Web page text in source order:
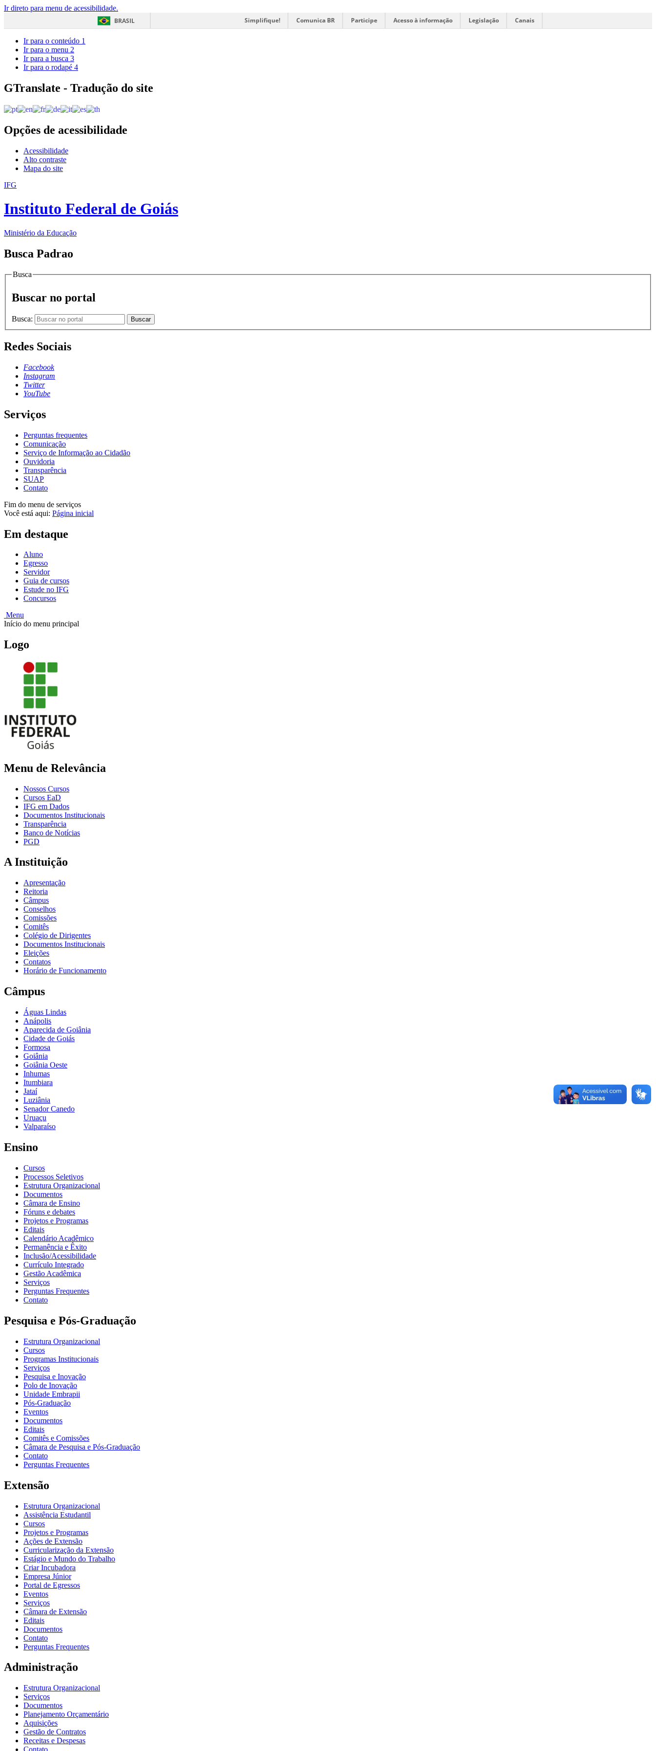
Ir direto para menu de acessibilidade.
BRASIL
Simplifique! Comunica BR Participe Acesso à informação Legislação Canais
Ir para o conteúdo 1
Ir para o menu 2
Ir para a busca 3
Ir para o rodapé 4
GTranslate - Tradução do site
Opções de acessibilidade
Acessibilidade
Alto contraste
Mapa do site
IFG
Instituto Federal de Goiás
Ministério da Educação
Busca Padrao
Busca
Buscar no portal
Busca: Buscar
Redes Sociais
Facebook
Instagram
Twitter
YouTube
Serviços
Perguntas frequentes
Comunicação
Serviço de Informação ao Cidadão
Ouvidoria
Transparência
SUAP
Contato
Fim do menu de serviços
Você está aqui: Página inicial
Em destaque
Aluno
Egresso
Servidor
Guia de cursos
Estude no IFG
Concursos
Menu
Início do menu principal
Logo
Menu de Relevância
Nossos Cursos
Cursos EaD
IFG em Dados
Documentos Institucionais
Transparência
Banco de Notícias
PGD
A Instituição
Apresentação
Reitoria
Câmpus
Conselhos
Comissões
Comitês
Colégio de Dirigentes
Documentos Institucionais
Eleições
Contatos
Horário de Funcionamento
Câmpus
Águas Lindas
Anápolis
Aparecida de Goiânia
Cidade de Goiás
Formosa
Goiânia
Goiânia Oeste
Inhumas
Itumbiara
Jataí
Luziânia
Senador Canedo
Uruaçu
Valparaíso
Ensino
Cursos
Processos Seletivos
Estrutura Organizacional
Documentos
Câmara de Ensino
Fóruns e debates
Projetos e Programas
Editais
Calendário Acadêmico
Permanência e Êxito
Inclusão/Acessibilidade
Currículo Integrado
Gestão Acadêmica
Serviços
Perguntas Frequentes
Contato
Pesquisa e Pós-Graduação
Estrutura Organizacional
Cursos
Programas Institucionais
Serviços
Pesquisa e Inovação
Polo de Inovação
Unidade Embrapii
Pós-Graduação
Eventos
Documentos
Editais
Comitês e Comissões
Câmara de Pesquisa e Pós-Graduação
Contato
Perguntas Frequentes
Extensão
Estrutura Organizacional
Assistência Estudantil
Cursos
Projetos e Programas
Ações de Extensão
Curricularização da Extensão
Estágio e Mundo do Trabalho
Criar Incubadora
Empresa Júnior
Portal de Egressos
Eventos
Serviços
Câmara de Extensão
Editais
Documentos
Contato
Perguntas Frequentes
Administração
Estrutura Organizacional
Serviços
Documentos
Planejamento Orçamentário
Aquisições
Gestão de Contratos
Receitas e Despesas